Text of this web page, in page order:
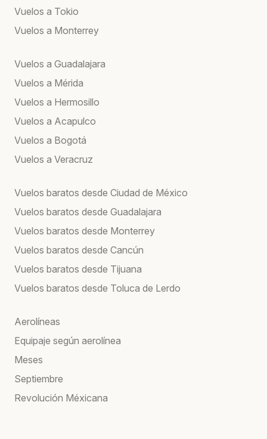
Vuelos a Tokio
Vuelos a Monterrey
Vuelos a Guadalajara
Vuelos a Mérida
Vuelos a Hermosillo
Vuelos a Acapulco
Vuelos a Bogotá
Vuelos a Veracruz
Vuelos baratos desde Ciudad de México
Vuelos baratos desde Guadalajara
Vuelos baratos desde Monterrey
Vuelos baratos desde Cancún
Vuelos baratos desde Tijuana
Vuelos baratos desde Toluca de Lerdo
Aerolíneas
Equipaje según aerolínea
Meses
Septiembre
Revolución Méxicana